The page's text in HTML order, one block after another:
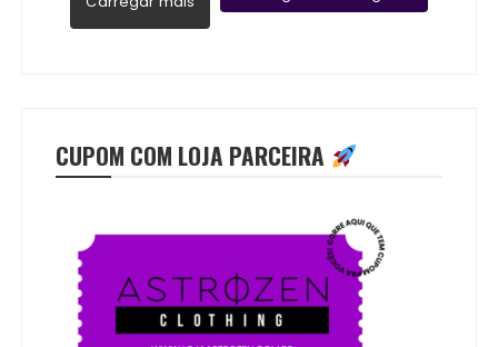
CUPOM COM LOJA PARCEIRA